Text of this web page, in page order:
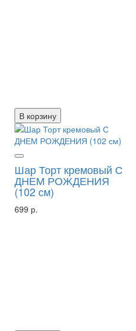
В корзину
Шар Торт кремовый С
ДНЕМ РОЖДЕНИЯ
(102 см)
699 р.